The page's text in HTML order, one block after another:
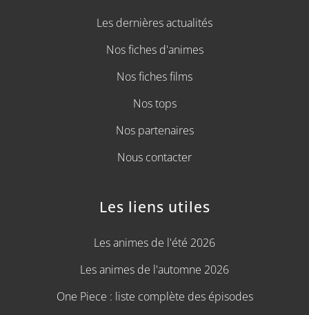
Les dernières actualités
Nos fiches d'animes
Nos fiches films
Nos tops
Nos partenaires
Nous contacter
Les liens utiles
Les animes de l'été 2026
Les animes de l'automne 2026
One Piece : liste complète des épisodes